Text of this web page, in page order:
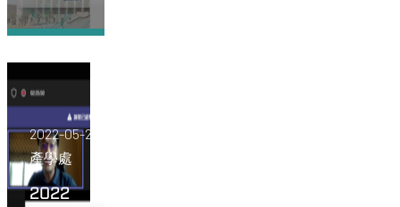
2022-05-27
產學處
2022